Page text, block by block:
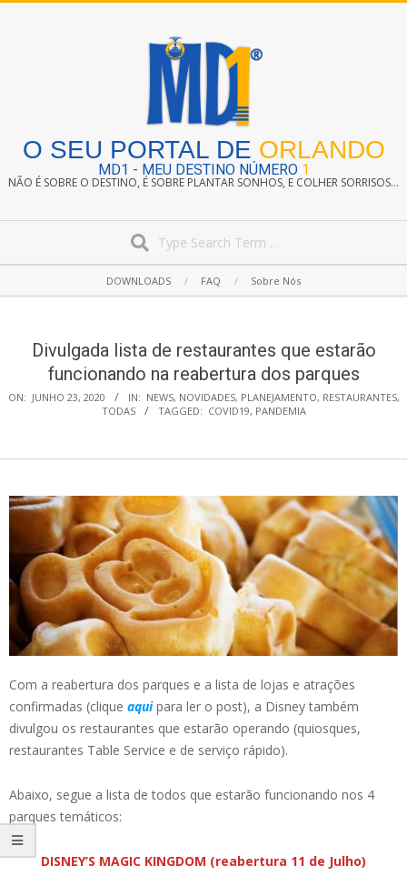
O SEU PORTAL DE ORLANDO
MD1 - MEU DESTINO NÚMERO 1
NÃO É SOBRE O DESTINO, É SOBRE PLANTAR SONHOS, E COLHER SORRISOS...
Navigation
DOWNLOADS FAQ Sobre Nós
Divulgada lista de restaurantes que estarão
funcionando na reabertura dos parques
ON: JUNHO 23, 2020 IN: NEWS, NOVIDADES, PLANEJAMENTO, RESTAURANTES,
TODAS
TAGGED: COVID19, PANDEMIA
Com a reabertura dos parques e a lista de lojas e atrações
confirmadas (clique aqui para ler o post), a Disney também
divulgou os restaurantes que estarão operando (quiosques,
restaurantes Table Service e de serviço rápido).
Abaixo, segue a lista de todos que estarão funcionando nos 4
parques temáticos:
DISNEY’S MAGIC KINGDOM (reabertura 11 de Julho)